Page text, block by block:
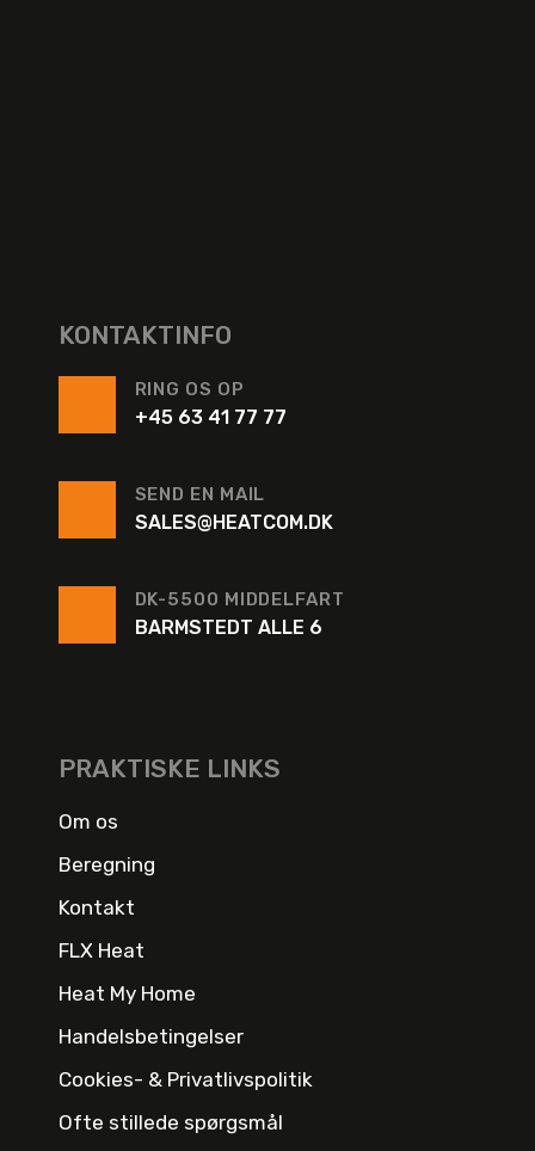
KONTAKTINFO
RING OS OP
+45 63 41 77 77
SEND EN MAIL
SALES@HEATCOM.DK
DK-5500 MIDDELFART
BARMSTEDT ALLE 6
PRAKTISKE LINKS
Om os
Beregning
Kontakt
FLX Heat
Heat My Home
Handelsbetingelser
Cookies- & Privatlivspolitik
Ofte stillede spørgsmål